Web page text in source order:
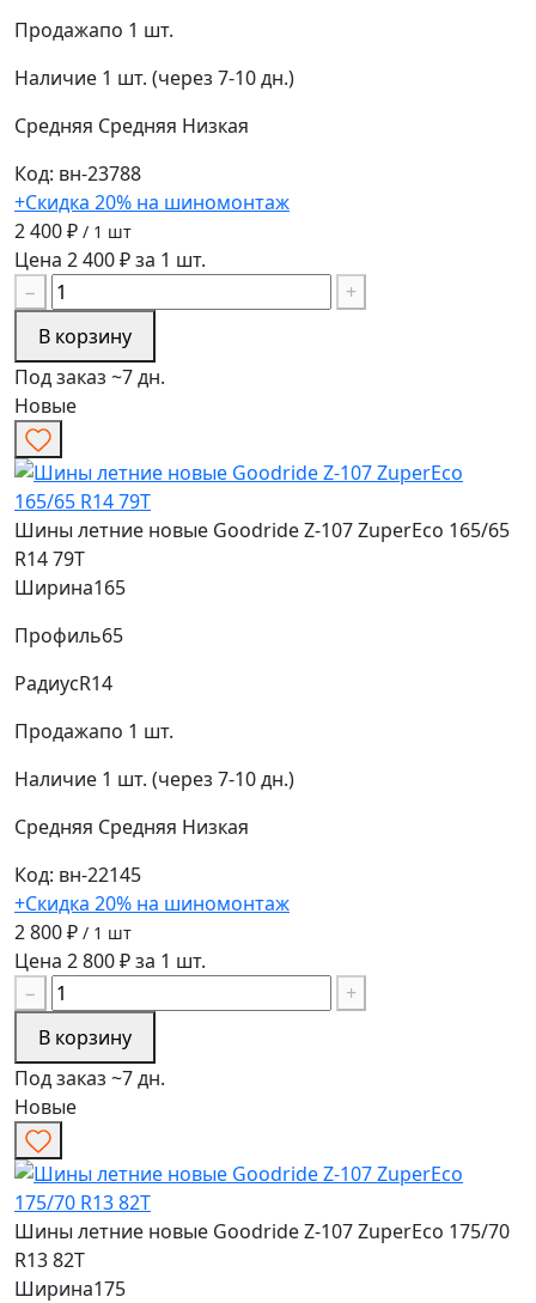
Продажапо 1 шт.
Наличие 1 шт. (через 7-10 дн.)
Средняя Средняя Низкая
Код: вн-23788
+Скидка 20% на шиномонтаж
2 400 ₽ / 1 шт
Цена 2 400 ₽ за 1 шт.
−
+
В корзину
Под заказ ~7 дн.
Новые
Шины летние новые Goodride Z-107 ZuperEco 165/65
R14 79T
Ширина165
Профиль65
РадиусR14
Продажапо 1 шт.
Наличие 1 шт. (через 7-10 дн.)
Средняя Средняя Низкая
Код: вн-22145
+Скидка 20% на шиномонтаж
2 800 ₽ / 1 шт
Цена 2 800 ₽ за 1 шт.
−
+
В корзину
Под заказ ~7 дн.
Новые
Шины летние новые Goodride Z-107 ZuperEco 175/70
R13 82T
Ширина175